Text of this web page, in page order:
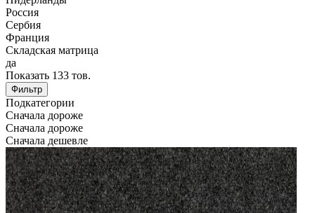
Россия
Сербия
Франция
Складская матрица
да
Показать 133 тов.
Фильтр
Подкатегории
Сначала дороже
Сначала дороже
Сначала дешевле